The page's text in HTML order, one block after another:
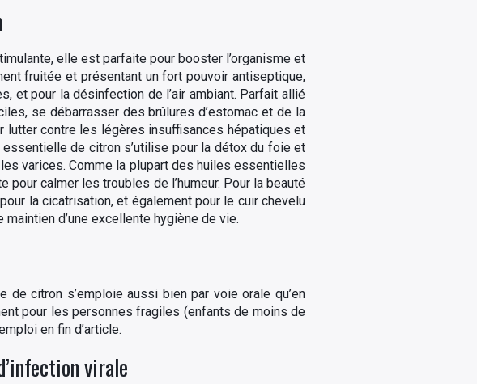
elle est parfaite pour booster l’organisme et
fruitée et présentant un fort pouvoir antiseptique,
et pour la désinfection de l’air ambiant. Parfait allié
se débarrasser des brûlures d’estomac et de la
lutter contre les légères insuffisances hépatiques et
essentielle de citron s’utilise pour la détox du foie et
varices. Comme la plupart des huiles essentielles
calmer les troubles de l’humeur. Pour la beauté
la cicatrisation, et également pour le cuir chevelu
d’une excellente hygiène de vie.
de citron s’emploie aussi bien par voie orale qu’en
pour les personnes fragiles (enfants de moins de
en fin d’article.
virale